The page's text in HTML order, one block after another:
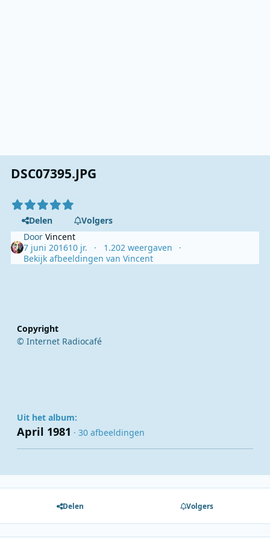
DSC07395.JPG
Delen
Volgers
DoorVincent
7 juni 201610 jr.
1.202 weergaven
Bekijk afbeeldingen van Vincent
Copyright
© Internet Radiocafé
Uit het album:
April 1981 · 30 afbeeldingen
Delen Volgers